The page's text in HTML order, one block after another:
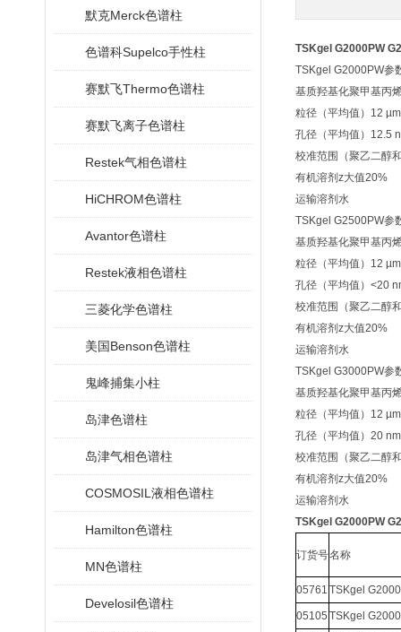
默克Merck色谱柱
色谱科Supelco手性柱
赛默飞Thermo色谱柱
赛默飞离子色谱柱
Restek气相色谱柱
HiCHROM色谱柱
Avantor色谱柱
Restek液相色谱柱
三菱化学色谱柱
美国Benson色谱柱
鬼峰捕集小柱
岛津色谱柱
岛津气相色谱柱
COSMOSIL液相色谱柱
Hamilton色谱柱
MN色谱柱
Develosil色谱柱
TSKgel G2000PW
TSKgel G2000PW参
基质羟基化聚甲基丙
粒径（平均值）12 µm
孔径（平均值）12.5
校准范围（聚乙二醇
有机溶剂z大值20%
运输溶剂 水
TSKgel G2500PW参
基质羟基化聚甲基丙
粒径（平均值）12
孔径（平均值）<20
校准范围（聚乙二醇
有机溶剂z大值20%
运输溶剂 水
TSKgel G3000PW参
基质羟基化聚甲基丙
粒径（平均值）12
孔径（平均值）20 nm
校准范围（聚乙二醇
有机溶剂z大值20%
运输溶剂 水
TSKgel G2000PW
订货号名称
05761 TSKgel
05105 TSKgel